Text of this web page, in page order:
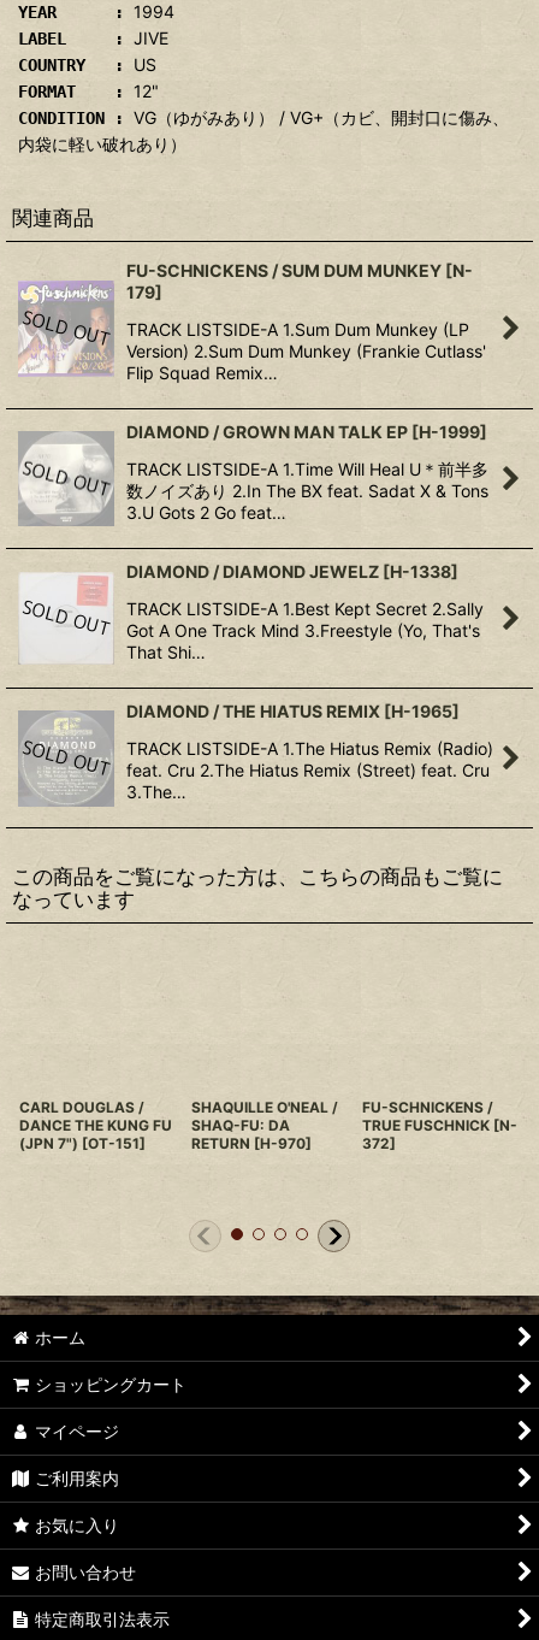
YEAR : 1994
LABEL : JIVE
COUNTRY : US
FORMAT : 12"
CONDITION : VG（ゆがみあり） / VG+（カビ、開封口に傷み、
内袋に軽い破れあり）
関連商品
FU-SCHNICKENS / SUM DUM MUNKEY [N-
179]
TRACK LISTSIDE-A 1.Sum Dum Munkey (LP
Version) 2.Sum Dum Munkey (Frankie Cutlass'
Flip Squad Remix…
DIAMOND / GROWN MAN TALK EP [H-1999]
TRACK LISTSIDE-A 1.Time Will Heal U＊前半多
数ノイズあり 2.In The BX feat. Sadat X & Tons
3.U Gots 2 Go feat…
DIAMOND / DIAMOND JEWELZ [H-1338]
TRACK LISTSIDE-A 1.Best Kept Secret 2.Sally
Got A One Track Mind 3.Freestyle (Yo, That's
That Shi…
DIAMOND / THE HIATUS REMIX [H-1965]
TRACK LISTSIDE-A 1.The Hiatus Remix (Radio)
feat. Cru 2.The Hiatus Remix (Street) feat. Cru
3.The…
この商品をご覧になった方は、こちらの商品もご覧に
なっています
CARL DOUGLAS /
DANCE THE KUNG FU
(JPN 7") [OT-151]
SHAQUILLE O'NEAL /
SHAQ-FU: DA
RETURN [H-970]
FU-SCHNICKENS /
TRUE FUSCHNICK [N-
372]
ホーム
ショッピングカート
マイページ
ご利用案内
お気に入り
お問い合わせ
特定商取引法表示